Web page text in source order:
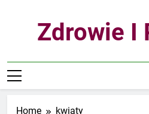
Zdrowie I
Home kwiaty